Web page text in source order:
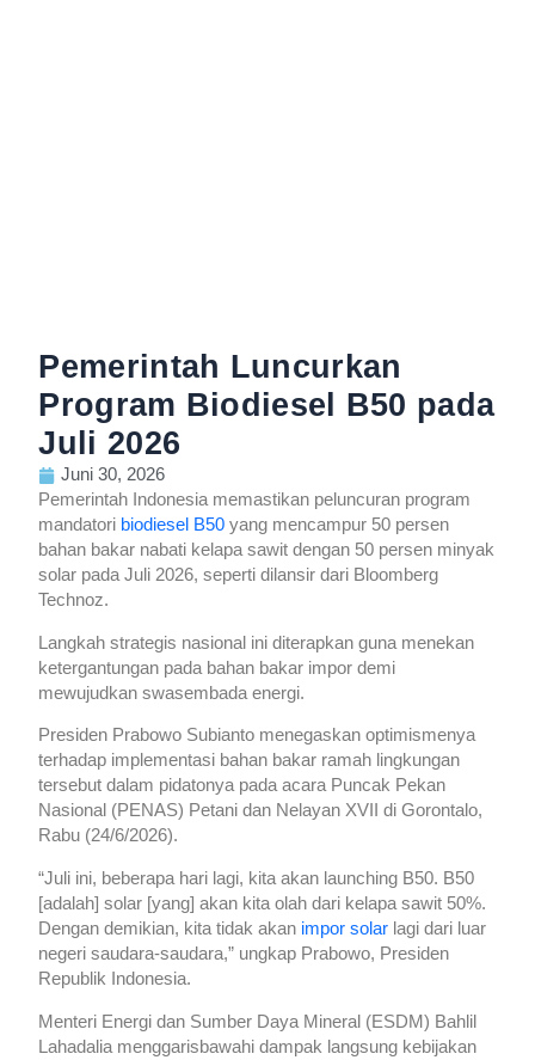
Pemerintah Luncurkan
Program Biodiesel B50 pada
Juli 2026
Juni 30, 2026
Pemerintah Indonesia memastikan peluncuran program
mandatori biodiesel B50 yang mencampur 50 persen
bahan bakar nabati kelapa sawit dengan 50 persen minyak
solar pada Juli 2026, seperti dilansir dari Bloomberg
Technoz.
Langkah strategis nasional ini diterapkan guna menekan
ketergantungan pada bahan bakar impor demi
mewujudkan swasembada energi.
Presiden Prabowo Subianto menegaskan optimismenya
terhadap implementasi bahan bakar ramah lingkungan
tersebut dalam pidatonya pada acara Puncak Pekan
Nasional (PENAS) Petani dan Nelayan XVII di Gorontalo,
Rabu (24/6/2026).
“Juli ini, beberapa hari lagi, kita akan launching B50. B50
[adalah] solar [yang] akan kita olah dari kelapa sawit 50%.
Dengan demikian, kita tidak akan impor solar lagi dari luar
negeri saudara-saudara,” ungkap Prabowo, Presiden
Republik Indonesia.
Menteri Energi dan Sumber Daya Mineral (ESDM) Bahlil
Lahadalia menggarisbawahi dampak langsung kebijakan